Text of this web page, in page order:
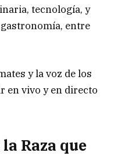
tecnología, y
entre
y la voz de los
en vivo y en directo
Raza que